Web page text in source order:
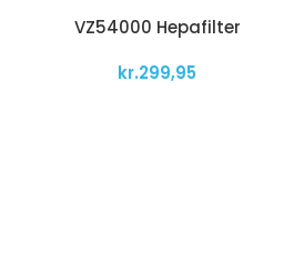
VZ54000 Hepafilter
kr.299,95